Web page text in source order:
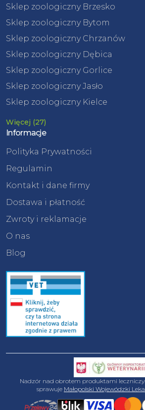
Sklep zoologiczny Brzesko
Sklep zoologiczny Bytom
Sklep zoologiczny Chrzanów
Sklep zoologiczny Dębica
Sklep zoologiczny Gorlice
Sklep zoologiczny Jasło
Sklep zoologiczny Kielce
Więcej (27)
Informacje
Polityka Prywatności
Regulamin
Kontakt i dane firmy
Dostawa i płatność
Zwroty i reklamacje
O nas
Blog
Nadzór nad obrotem produktami
sprawuje Małopolski Wojewódzki